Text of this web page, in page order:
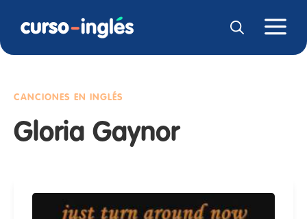
CANCIONES EN INGLÉS
Gloria Gaynor